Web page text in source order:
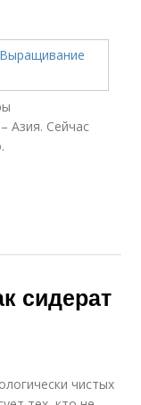
Азия. Сейчас
сидерат
чистых